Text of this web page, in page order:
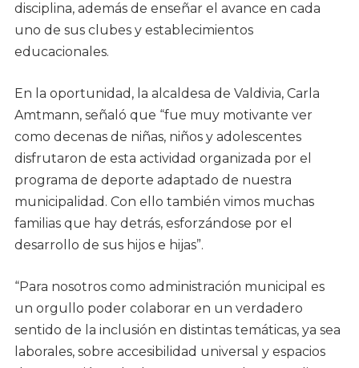
disciplina, además de enseñar el avance en cada
uno de sus clubes y establecimientos
educacionales.
En la oportunidad, la alcaldesa de Valdivia, Carla
Amtmann, señaló que “fue muy motivante ver
como decenas de niñas, niños y adolescentes
disfrutaron de esta actividad organizada por el
programa de deporte adaptado de nuestra
municipalidad. Con ello también vimos muchas
familias que hay detrás, esforzándose por el
desarrollo de sus hijos e hijas”.
“Para nosotros como administración municipal es
un orgullo poder colaborar en un verdadero
sentido de la inclusión en distintas temáticas, ya sea
laborales, sobre accesibilidad universal y espacios